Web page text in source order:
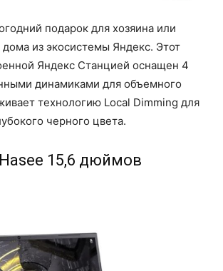
подарок для хозяина или
дома из экосистемы Яндекс. Этот
Яндекс Станцией оснащен 4
динамиками для объемного
технологию Local Dimming для
черного цвета.
15,6 дюймов